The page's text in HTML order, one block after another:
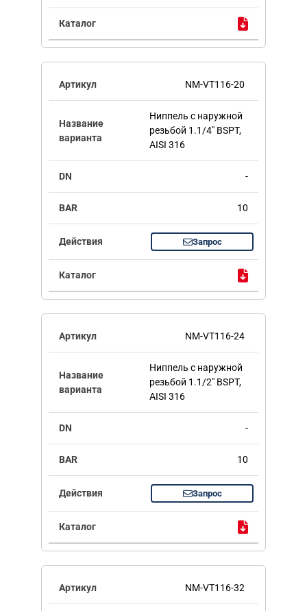
NM-VT116-20
Ниппель с наружной
резьбой 1.1/4" BSPT,
AISI 316
-
10
Запрос
NM-VT116-24
Ниппель с наружной
резьбой 1.1/2" BSPT,
AISI 316
-
10
Запрос
NM-VT116-32